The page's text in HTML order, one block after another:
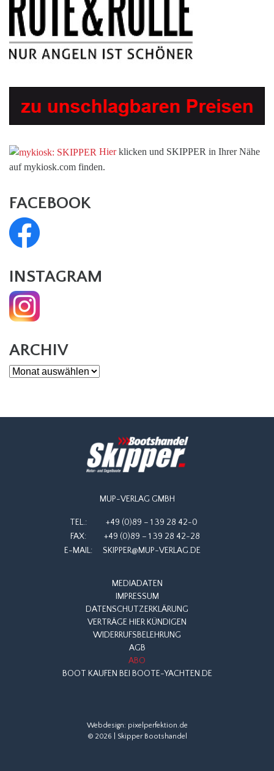
Hierklicken und SKIPPER in Ihrer Nähe
auf mykiosk.com finden.
FACEBOOK
INSTAGRAM
ARCHIV
Archiv
MUP-VERLAG GMBH
TEL.:
+49 (0)89 – 1 39 28 42-0
FAX:
+49 (0)89 – 1 39 28 42-28
E-MAIL:
SKIPPER@MUP-VERLAG.DE
MEDIADATEN
IMPRESSUM
DATENSCHUTZERKLÄRUNG
VERTRÄGE HIER KÜNDIGEN
WIDERRUFSBELEHRUNG
AGB
ABO
BOOT KAUFEN BEI BOOTE-YACHTEN.DE
Webdesign: pixelperfektion.de
© 2026 | Skipper Bootshandel